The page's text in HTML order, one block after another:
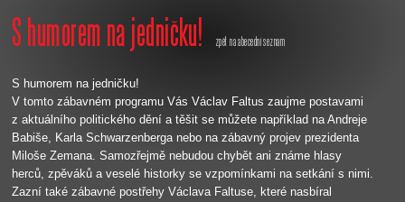
S humorem na jedničku! zpět na abecední seznam
S humorem na jedničku!
V tomto zábavném programu Vás Václav Faltus zaujme postavami
z aktuálního politického dění a těšit se můžete například na Andreje
Babiše, Karla Schwarzenberga nebo na zábavný projev prezidenta
Miloše Zemana. Samozřejmě nebudou chybět ani známe hlasy
herců, zpěváků a veselé historky se vzpomínkami na setkání s nimi.
Zazní také zábavné postřehy Václava Faltuse, které nasbíral